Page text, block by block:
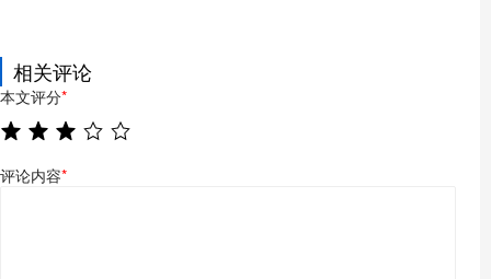
相关评论
本文评分*
评论内容*